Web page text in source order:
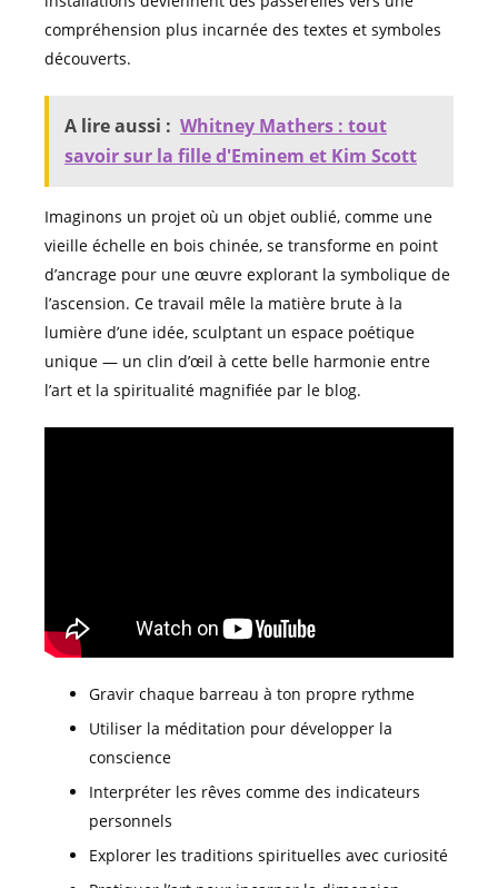
compréhension plus incarnée des textes et symboles
découverts.
A lire aussi : Whitney Mathers : tout
savoir sur la fille d'Eminem et Kim Scott
Imaginons un projet où un objet oublié, comme une
vieille échelle en bois chinée, se transforme en point
d’ancrage pour une œuvre explorant la symbolique de
l’ascension. Ce travail mêle la matière brute à la
lumière d’une idée, sculptant un espace poétique
unique — un clin d’œil à cette belle harmonie entre
l’art et la spiritualité magnifiée par le blog.
Gravir chaque barreau à ton propre rythme
Utiliser la méditation pour développer la
conscience
Interpréter les rêves comme des indicateurs
personnels
Explorer les traditions spirituelles avec curiosité